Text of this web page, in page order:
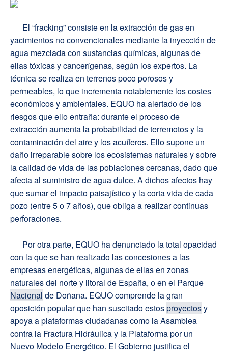
El “fracking” consiste en la extracción de gas en
yacimientos no convencionales mediante la inyección de
agua mezclada con sustancias químicas, algunas de
ellas tóxicas y cancerígenas, según los expertos. La
técnica se realiza en terrenos poco porosos y
permeables, lo que incrementa notablemente los costes
económicos y ambientales. EQUO ha alertado de los
riesgos que ello entraña: durante el proceso de
extracción aumenta la probabilidad de terremotos y la
contaminación del aire y los acuíferos. Ello supone un
daño irreparable sobre los ecosistemas naturales y sobre
la calidad de vida de las poblaciones cercanas, dado que
afecta al suministro de agua dulce. A dichos afectos hay
que sumar el impacto paisajístico y la corta vida de cada
pozo (entre 5 o 7 años), que obliga a realizar continuas
perforaciones.
Por otra parte, EQUO ha denunciado la total opacidad
con la que se han realizado las concesiones a las
empresas energéticas, algunas de ellas en zonas
naturales del norte y litoral de España, o en el Parque
Nacional de Doñana. EQUO comprende la gran
oposición popular que han suscitado estosproyectosy
apoya a plataformas ciudadanas como la Asamblea
contra la Fractura Hidráulica y la Plataforma por un
Nuevo Modelo Energético. El Gobierno justifica el